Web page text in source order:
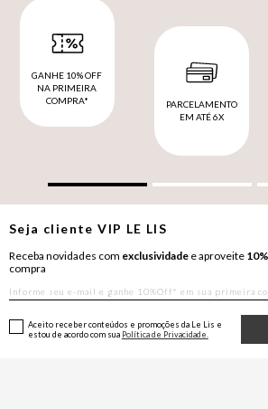
GANHE 10% OFF
NA PRIMEIRA
COMPRA*
PARCELAMENTO
EM ATÉ 6X
Seja clienteVIP LE LIS
Receba novidades com exclusividade e aproveite
compra
Aceito receber conteúdos e promoções da Le Lis e
estou de acordo com sua Política de Privacidade.